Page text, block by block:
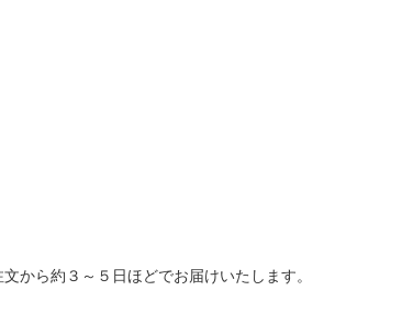
から約３～５日ほどでお届けいたします。